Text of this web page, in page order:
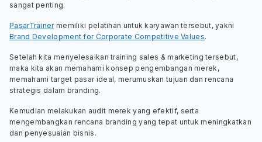
sangat penting.
PasarTrainermemiliki pelatihan untuk karyawan tersebut, yakni
Brand Development for Corporate Competitive Values.
Setelah kita menyelesaikan training sales & marketing tersebut,
maka kita akan memahami konsep pengembangan merek,
memahami target pasar ideal, merumuskan tujuan dan rencana
strategis dalam branding.
Kemudian melakukan audit merek yang efektif, serta
mengembangkan rencana branding yang tepat untuk meningkatkan
dan penyesuaian bisnis.